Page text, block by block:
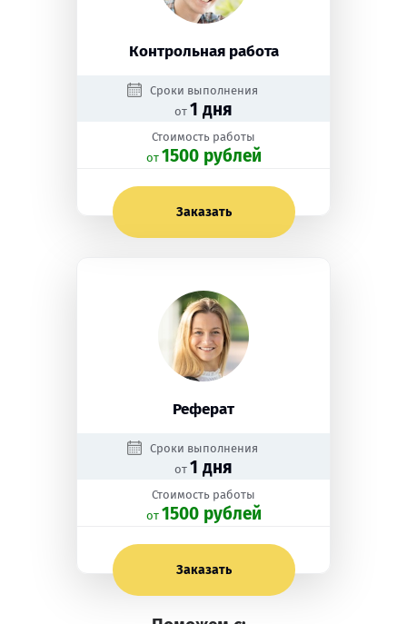
Контрольная работа
Сроки выполнения
от 1 дня
Стоимость работы
oт 1500 рублей
Заказать
Реферат
Сроки выполнения
от 1 дня
Стоимость работы
oт 1500 рублей
Заказать